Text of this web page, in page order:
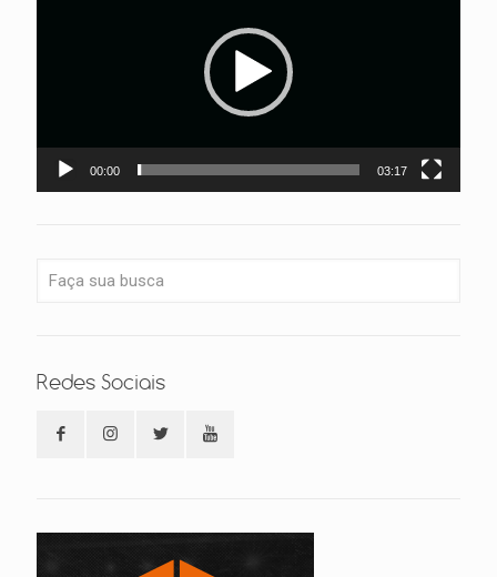
00:00 03:17
Redes Sociais